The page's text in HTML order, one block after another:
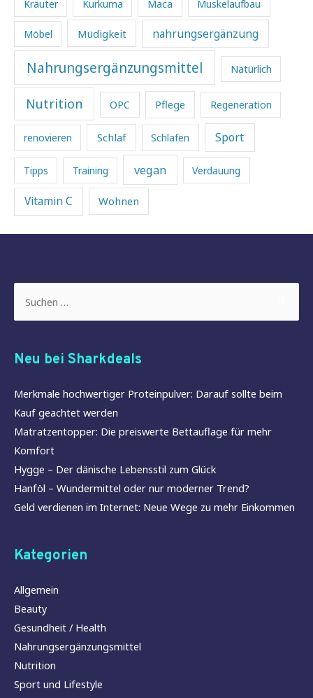
Kräuter Kurkuma Maca Muskelaufbau
Möbel Müdigkeit nahrungsergänzung
Nahrungsergänzungsmittel Natürlich
Nutrition OPC Pflege Regeneration
renovieren Schlaf Schlafen Sport
Tipps Training vegan Verdauung
Vitamin C Wohnen
nach:
Neu bei Sharkdeals
Merkmale hochwertiger Proteinpulver: Darauf sollte beim
Kauf geachtet werden
Matratzentopper: Die preiswerte Bettauflage für mehr
Komfort
Hygge – Der dänische Lebensstil zum Glück
Hanföl – Wundermittel oder nur moderner Trend?
Geld verdienen im Internet: Neue Wege zu mehr Einkommen
Kategorien
Allgemein
Beauty
Gesundheit / Health
Nahrungsergänzungsmittel
Nutrition
Sport und Lifestyle